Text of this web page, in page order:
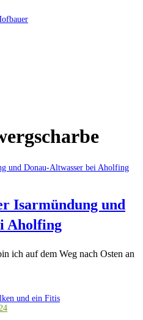
Hofbauer
Isarmündung und
Aholfing
ich auf dem Weg nach Osten an